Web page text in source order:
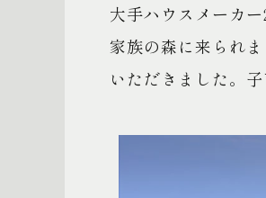
大手ハウスメーカ
家族の森に来られま
いただきました。